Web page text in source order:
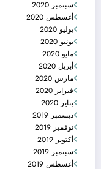
سبتمبر 2020
أغسطس 2020
يوليو 2020
يونيو 2020
مايو 2020
أبريل 2020
مارس 2020
فبراير 2020
يناير 2020
ديسمبر 2019
نوفمبر 2019
أكتوبر 2019
سبتمبر 2019
أغسطس 2019